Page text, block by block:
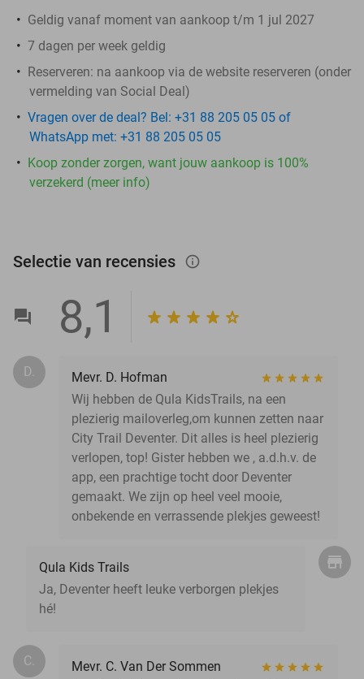
Geldig vanaf moment van aankoop t/m 1 jul 2027
7 dagen per week geldig
Reserveren: na aankoop via de website reserveren (onder
vermelding van Social Deal)
Vragen over de deal? Bel: +31 88 205 05 05 of
WhatsApp met: +31 88 205 05 05
Koop zonder zorgen, want jouw aankoop is 100%
verzekerd (meer info)
Selectie van recensies info_outlined
8,1
D.
Mevr. D. Hofman
Wij hebben de Qula KidsTrails, na een
plezierig mailoverleg,om kunnen zetten naar
City Trail Deventer. Dit alles is heel plezierig
verlopen, top! Gister hebben we , a.d.h.v. de
app, een prachtige tocht door Deventer
gemaakt. We zijn op heel veel mooie,
onbekende en verrassende plekjes geweest!
Qula Kids Trails
Ja, Deventer heeft leuke verborgen plekjes
hé!
C.
Mevr. C. Van Der Sommen